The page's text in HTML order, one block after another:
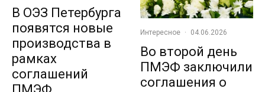
В ОЭЗ Петербурга
появятся новые
производства в
рамках
соглашений
Интересное · 04.06.2026
Во второй день
ПМЭФ заключили
соглашения о